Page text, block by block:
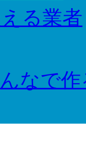
る業者
なで